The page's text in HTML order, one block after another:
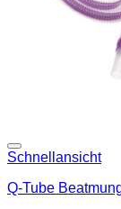
Schnellansicht
Q-Tube